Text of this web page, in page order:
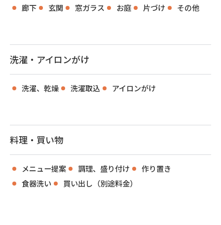
廊下
玄関 窓ガラス お庭 片づけ その他
洗濯・アイロンがけ
洗濯、乾燥 洗濯取込 アイロンがけ
料理・買い物
メニュー提案 調理、盛り付け
作り置き
食器洗い
買い出し（別途料金）